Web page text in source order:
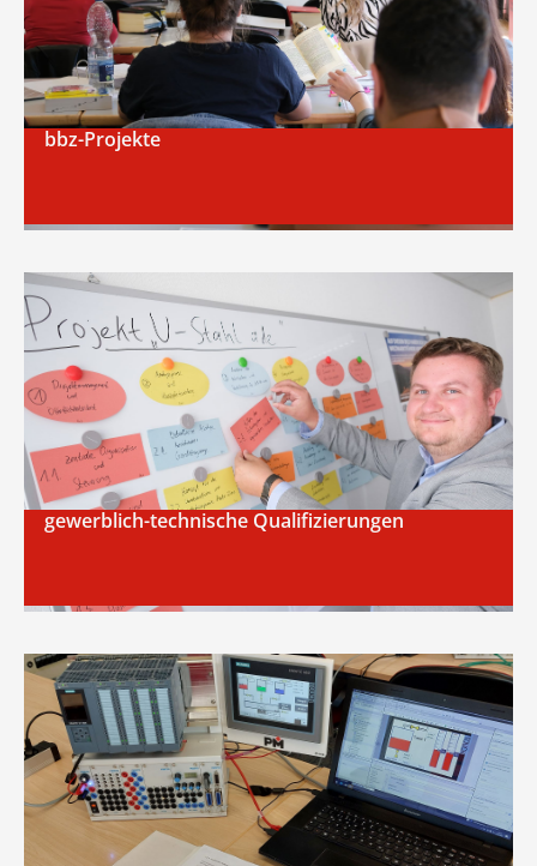
bbz-Projekte
gewerblich-technische Qualifizierungen